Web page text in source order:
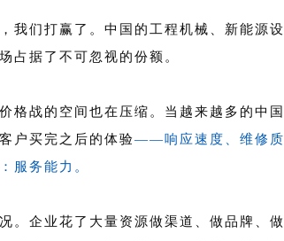
我们打赢了。中国的工程机械、新能源设
占据了不可忽视的份额。
格战的空间也在压缩。当越来越多的中国
户买完之后的体验——响应速度、维修质
服务能力。
。企业花了大量资源做渠道、做品牌、做